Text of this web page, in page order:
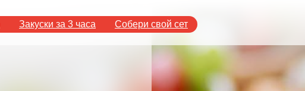
Закуски за 3 часа Собери свой сет